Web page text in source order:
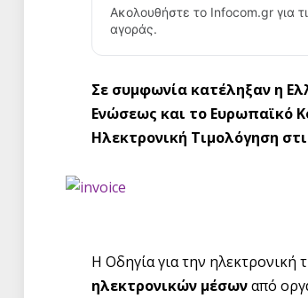
Ακολουθήστε το Infocom.gr για
αγοράς.
Σε συμφωνία κατέληξαν η
Ενώσεως και το Ευρωπαϊκό
Ηλεκτρονική Τιμολόγηση
Η Οδηγία για την ηλεκτρονική
ηλεκτρονικών μέσωναπό